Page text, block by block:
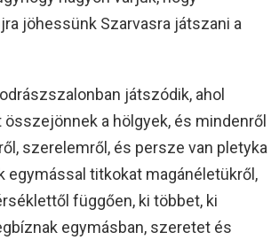
jöhessünk Szarvasra játszani a
játszódik, ahol
a hölgyek, és mindenről
szerelemről, és persze van pletyka
egymással titkokat magánéletükről,
függően, ki többet, ki
egymásban, szeretet és